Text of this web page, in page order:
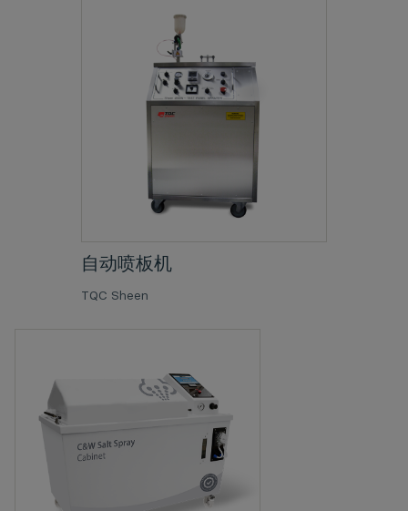
自动喷板机
TQC Sheen